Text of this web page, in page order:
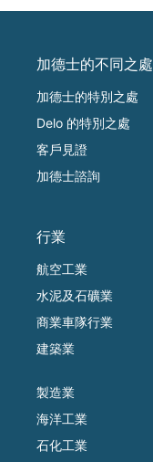
加德士的不同之處
加德士的特別之處
Delo 的特別之處
客戶見證
加德士諮詢
行業
航空工業
水泥及石礦業
商業車隊行業
建築業
製造業
海洋工業
石化工業